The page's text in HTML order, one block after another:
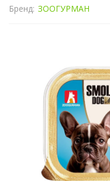
Бренд: ЗООГУРМАН